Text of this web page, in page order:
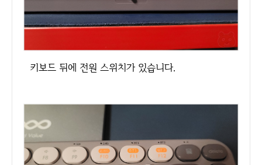
키보드 뒤에 전원 스위치가 있습니다.